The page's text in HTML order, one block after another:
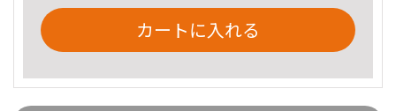
カートに入れる